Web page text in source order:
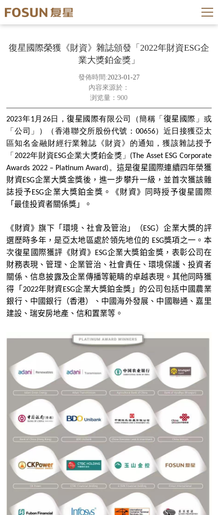
復星國際榮獲《財資》雜誌頒發「2022年財資ESG企
業大獎鉑金獎」
發佈時間:2023-01-27
內容來源於：
浏览量：900
2023年1 月 26日，復星 國際有限公司（簡稱 「 復星 國際 」 或
「公司 」 ）（香港聯交所股份代號： 00656）近日接獲亞太
區知名金融財經行業雜誌 《財資》的通知，獲該雜誌授予
「 2022年財資ESG企業大獎鉑金獎 」 (The Asset ESG Corporate
Awards 2022 – Platinum Award) 。 這是復星 國際連續四年榮獲
財資ESG企業大獎金獎後，進一步攀升一級，並首次獲該雜
誌授予 ESG企業大獎鉑金獎。《財資》同時授予復星 國際
「 最佳投資者關係獎 」 。
《財資》旗下 「 環境、社會及管治 」 （ESG）企業大獎的評
選歷時多年，是亞太地區處於領先地位的 ESG獎項之一。本
次復星 國際獲評《財資》 ESG企業大獎鉑金獎，表彰公司在
財務表現、管理、企業管治、社會責任、環境保護、投資者
關係 、信息披露及企業傳播等範疇的卓越表現。其他同時獲
得 「 2022年財資 ESG企業大獎鉑金獎 」 的公司包括中國農業
銀行、中國銀行（香港）、中國海外發展、中國聯通、嘉 里
建設、瑞安房地產、信和置業等。